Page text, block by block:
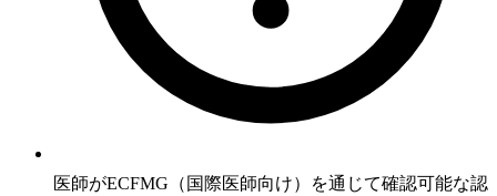
医師がECFMG（国際医師向け）を通じて確認可能な認